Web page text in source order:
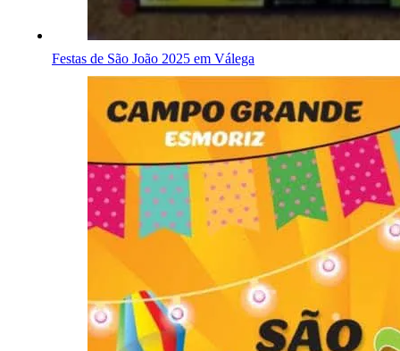
Festas de São João 2025 em Válega